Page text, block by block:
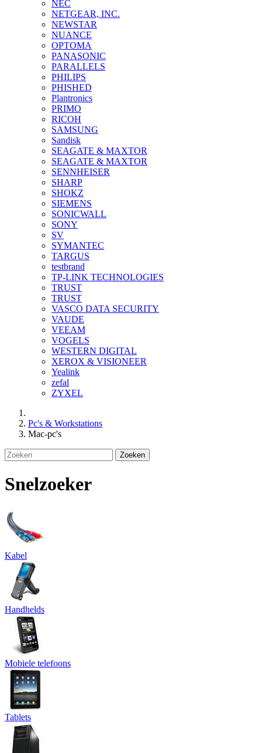
NEC
NETGEAR, INC.
NEWSTAR
NUANCE
OPTOMA
PANASONIC
PARALLELS
PHILIPS
PHISHED
Plantronics
PRIMO
RICOH
SAMSUNG
Sandisk
SEAGATE & MAXTOR
SEAGATE & MAXTOR
SENNHEISER
SHARP
SHOKZ
SIEMENS
SONICWALL
SONY
SV
SYMANTEC
TARGUS
testbrand
TP-LINK TECHNOLOGIES
TRUST
TRUST
VASCO DATA SECURITY
VAUDE
VEEAM
VOGELS
WESTERN DIGITAL
XEROX & VISIONEER
Yealink
zefal
ZYXEL
Pc's & Workstations
Mac-pc's
Zoeken
Snelzoeker
Kabel
Handhelds
Mobiele telefoons
Tablets